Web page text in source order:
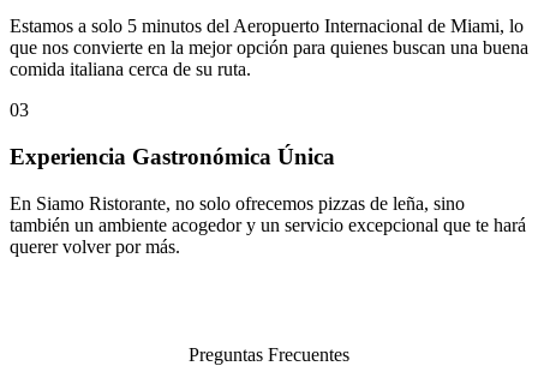
Estamos a solo 5 minutos del Aeropuerto Internacional de Miami, lo
que nos convierte en la mejor opción para quienes buscan una buena
comida italiana cerca de su ruta.
03
Experiencia Gastronómica Única
En Siamo Ristorante, no solo ofrecemos pizzas de leña, sino
también un ambiente acogedor y un servicio excepcional que te hará
querer volver por más.
Preguntas Frecuentes